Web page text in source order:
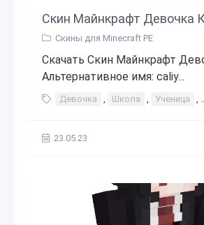
Скин Майнкрафт Девочка
Скины для Minecraft PE
Скачать Скин Майнкрафт
Альтернативное имя: caliy...
Девочка , Школа , Ученица ,
23.05.23